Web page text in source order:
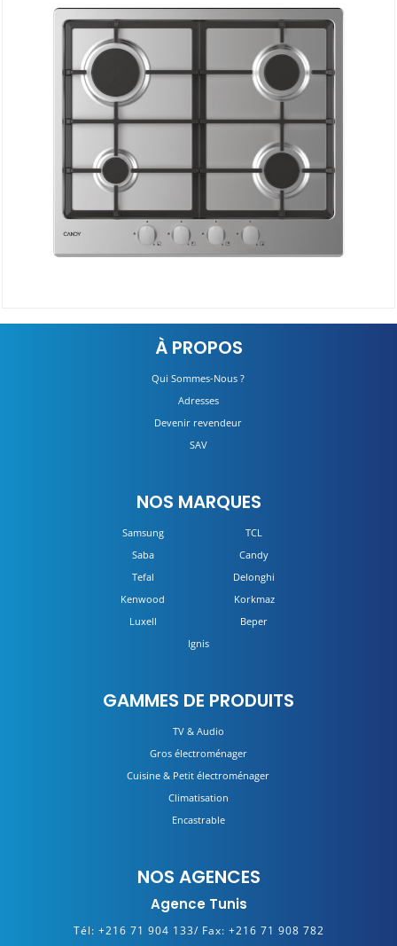
DÉTAILS
À PROPOS
Qui Sommes-Nous ?
Adresses
Devenir revendeur
SAV
NOS MARQUES
Samsung
TCL
Saba
Candy
Tefal
Delonghi
Kenwood
Korkmaz
Luxell
Beper
Ignis
GAMMES DE PRODUITS
TV & Audio
Gros électroménager
Cuisine & Petit électroménager
Climatisation
Encastrable
NOS AGENCES
Agence Tunis
Tél: +216 71 904 133/ Fax: +216 71 908 782